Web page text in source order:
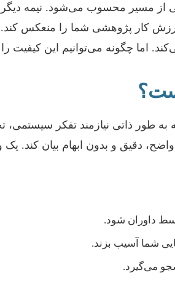
از مسیر محسوب می‌شود. نیمه
کار پژوهشی شما را منعکس
اما چگونه می‌توانیم این کیفیت
طور ذاتی نیازمند تفکر سیستمی،
واضح، دقیق و بدون ابهام بیان کند.
داوران شود.
شما آسیب بزند.
می‌گیرد.